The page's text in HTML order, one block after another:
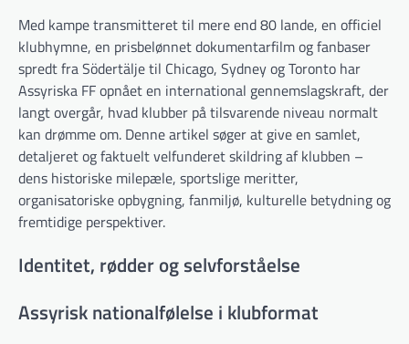
Med kampe transmitteret til mere end 80 lande, en officiel
klubhymne, en prisbelønnet dokumentarfilm og fanbaser
spredt fra Södertälje til Chicago, Sydney og Toronto har
Assyriska FF opnået en international gennemslagskraft, der
langt overgår, hvad klubber på tilsvarende niveau normalt
kan drømme om. Denne artikel søger at give en samlet,
detaljeret og faktuelt velfunderet skildring af klubben –
dens historiske milepæle, sportslige meritter,
organisatoriske opbygning, fanmiljø, kulturelle betydning og
fremtidige perspektiver.
Identitet, rødder og selvforståelse
Assyrisk nationalfølelse i klubformat